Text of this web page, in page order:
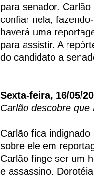
para senador.
confiar nela,
haverá uma
para assistir. A
do candidato a
Sexta-feira, 16/05/
Carlão descobre
Carlão fica
sobre ele em
Carlão finge ser um
e assassino.